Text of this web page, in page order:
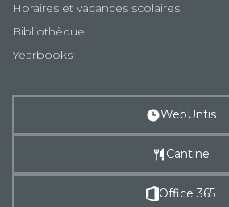
Horaires et vacances scolaires
Bibliothèque
Yearbooks
WebUntis
Cantine
Office 365